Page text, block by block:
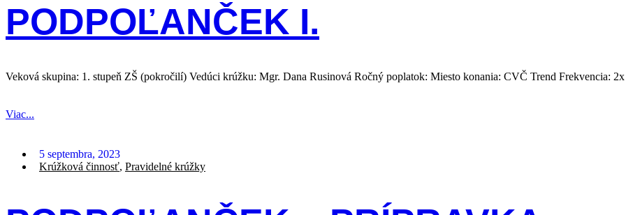
PODPOĽANČEK I.
Veková skupina: 1. stupeň ZŠ (pokročilí) Vedúci krúžku: Mgr. Dana Rusinová Ročný poplatok: Miesto konania: CVČ Trend Frekvencia:
Viac...
5 septembra, 2023
Krúžková činnosť, Pravidelné krúžky